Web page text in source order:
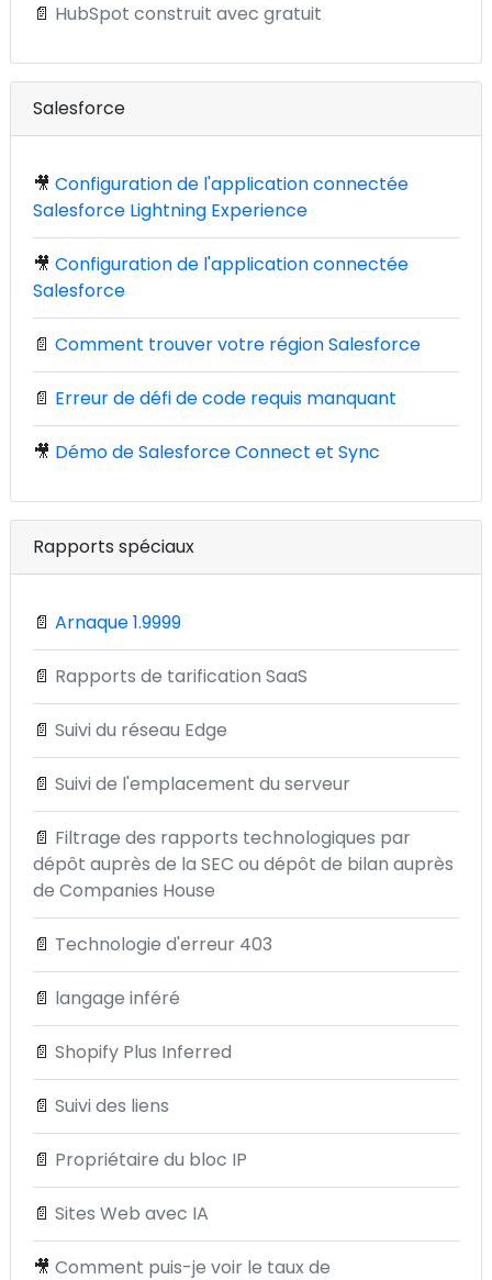
📄 HubSpot construit avec gratuit
Salesforce
🎥 Configuration de l'application connectée
Salesforce Lightning Experience
🎥 Configuration de l'application connectée
Salesforce
📄 Comment trouver votre région Salesforce
📄 Erreur de défi de code requis manquant
🎥 Démo de Salesforce Connect et Sync
Rapports spéciaux
📄 Arnaque 1.9999
📄 Rapports de tarification SaaS
📄 Suivi du réseau Edge
📄 Suivi de l'emplacement du serveur
📄 Filtrage des rapports technologiques par
dépôt auprès de la SEC ou dépôt de bilan auprès
de Companies House
📄 Technologie d'erreur 403
📄 langage inféré
📄 Shopify Plus Inferred
📄 Suivi des liens
📄 Propriétaire du bloc IP
📄 Sites Web avec IA
🎥 Comment puis-je voir le taux de